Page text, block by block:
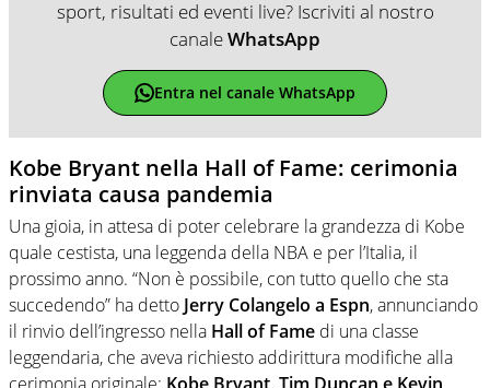
sport, risultati ed eventi live? Iscriviti al nostro
canaleWhatsApp
Entra nel canale WhatsApp
Kobe Bryant nella Hall of Fame: cerimonia
rinviata causa pandemia
Una gioia, in attesa di poter celebrare la grandezza di Kobe
quale cestista, una leggenda della NBA e per l’Italia, il
prossimo anno. “Non è possibile, con tutto quello che sta
succedendo” ha detto Jerry Colangelo a Espn, annunciando
il rinvio dell’ingresso nella Hall of Fame di una classe
leggendaria, che aveva richiesto addirittura modifiche alla